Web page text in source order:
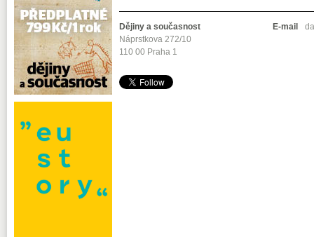
Dějiny a současnost
Náprstkova 272/10
110 00 Praha 1
E-mail